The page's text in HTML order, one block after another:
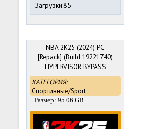
Загрузки:85
NBA 2K25 (2024) PC
[Repack] (Build 19221740)
HYPERVISOR BYPASS
КАТЕГОРИЯ:
Спортивные/Sport
Размер: 95.06 GB